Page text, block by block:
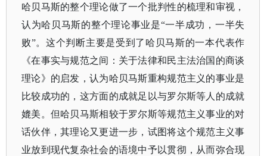
哈贝马斯的整个理论做了一个批判性的梳理和审视，
认为哈贝马斯的整个理论事业是“一半成功，一半失
败”。这个判断主要是受到了哈贝马斯的一本代表作
《在事实与规范之间：关于法律和民主法治国的商谈
理论》的启发，认为哈贝马斯重构规范主义的事业是
比较成功的，这方面的成就足以与罗尔斯等人的成就
媲美。但哈贝马斯相较于罗尔斯等规范主义事业的对
话伙伴，其理论又更进一步，试图将这个规范主义事
业放到现代复杂社会的语境中予以贯彻，从而弥合现